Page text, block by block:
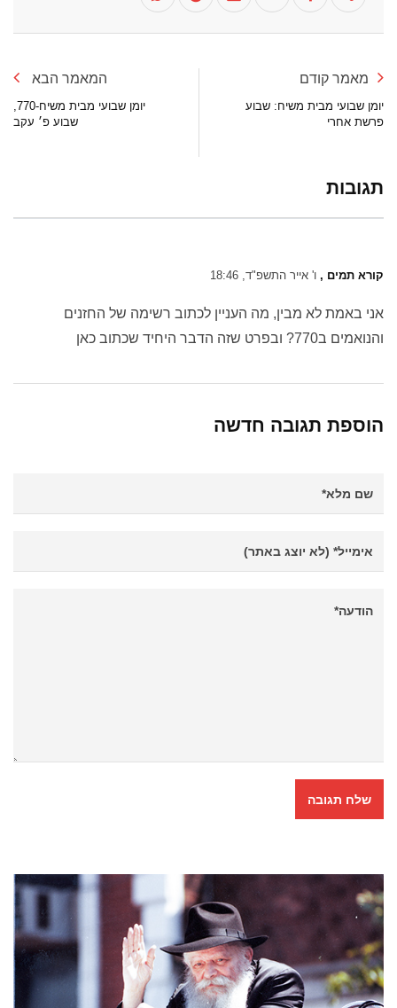
מאמר קודם
יומן שבועי מבית משיח: שבוע
פרשת אחרי
המאמר הבא
יומן שבועי מבית משיח-770,
שבוע פ׳ עקב
תגובות
קורא תמים , ו' אייר התשפ"ד, 18:46
אני באמת לא מבין, מה העניין לכתוב רשימה של החזנים
והנואמים ב770? ובפרט שזה הדבר היחיד שכתוב כאן
הוספת תגובה חדשה